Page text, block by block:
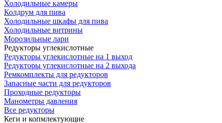
Холодильные камеры
Колдрум для пива
Холодильные шкафы для пива
Холодильные витрины
Морозильные лари
Редукторы углекислотные
Редукторы углекислотные на 1 выход
Редукторы углекислотные на 2 выхода
Ремкомплекты для редукторов
Запасные части для редукторов
Проходные редукторы
Манометры давления
Все редукторы
Кеги и копмлектующие